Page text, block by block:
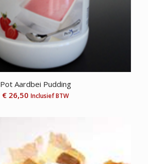
Pot Aardbei Pudding
€ 26,50 Inclusief BTW